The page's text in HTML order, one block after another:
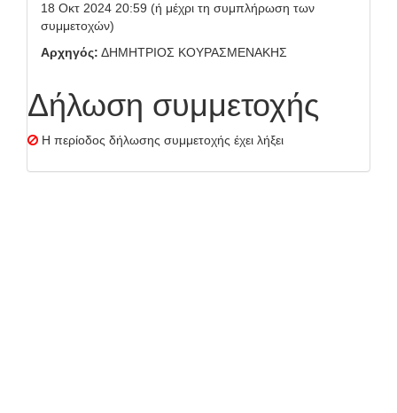
18 Οκτ 2024 20:59 (ή μέχρι τη συμπλήρωση των
συμμετοχών)
Αρχηγός: ΔΗΜΗΤΡΙΟΣ ΚΟΥΡΑΣΜΕΝΑΚΗΣ
Δήλωση συμμετοχής
Η περίοδος δήλωσης συμμετοχής έχει λήξει